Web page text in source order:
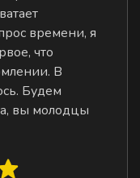
времени, я
что
В
Будем
вы молодцы